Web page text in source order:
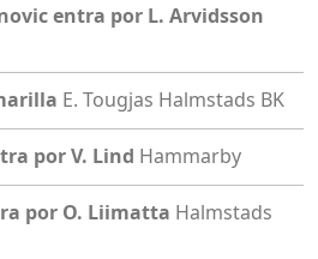
entra por L. Arvidsson
E. Tougjas Halmstads BK
por V. Lind Hammarby
por O. Liimatta Halmstads